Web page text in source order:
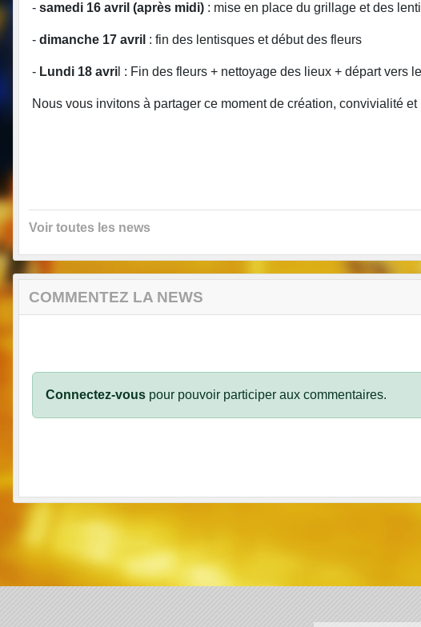
- samedi 16 avril (après midi) : mise en place du grillage et des
- dimanche 17 avril : fin des lentisques et début des fleurs
- Lundi 18 avri l : Fin des fleurs + nettoyage des lieux + départ vers
Nous vous invitons à partager ce moment de création, convivialité
Voir toutes les news
COMMENTEZ LA NEWS
Connectez-vous pour pouvoir participer aux commentaires.